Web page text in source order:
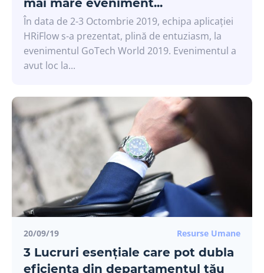
mai mare eveniment...
În data de 2-3 Octombrie 2019, echipa aplicației
HRiFlow s-a prezentat, plină de entuziasm, la
evenimentul GoTech World 2019. Evenimentul a
avut loc la...
20/09/19 Resurse Umane
3 Lucruri esențiale care pot dubla
eficiența din departamentul tău